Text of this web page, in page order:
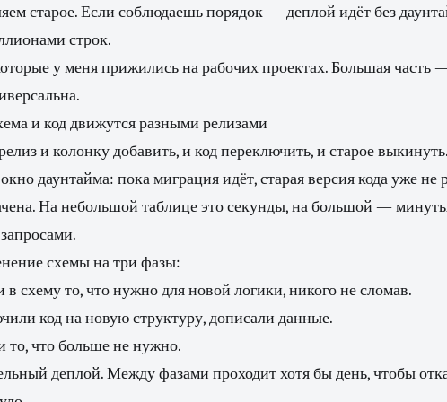
старое. Если соблюдаешь порядок — деплой идёт без
строк.
у меня прижились на рабочих проектах. Большая часть
и код движутся разными релизами
и колонку добавить, и код переключить, и старое
даунтайма: пока миграция идёт, старая версия кода уже не
На небольшой таблице это секунды, на большой —
схемы на три фазы:
схему то, что нужно для новой логики, никого не сломав.
код на новую структуру, дописали данные.
что больше не нужно.
деплой. Между фазами проходит хотя бы день, чтобы